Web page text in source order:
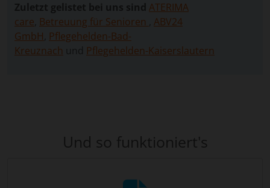
Zuletzt gelistet bei uns sind ATERIMA
care Betreuung für Senioren
ABV24
GmbH Pflegehelden-Bad-
Kreuznach und Pflegehelden-Kaiserslautern
Und so funktioniert's